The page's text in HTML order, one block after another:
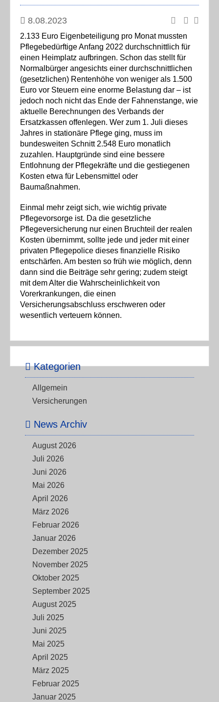
8.08.2023
2.133 Euro Eigenbeteiligung pro Monat mussten
Pflegebedürftige Anfang 2022 durchschnittlich für
einen Heimplatz aufbringen. Schon das stellt für
Normalbürger angesichts einer durchschnittlichen
(gesetzlichen) Rentenhöhe von weniger als 1.500
Euro vor Steuern eine enorme Belastung dar – ist
jedoch noch nicht das Ende der Fahnenstange, wie
aktuelle Berechnungen des Verbands der
Ersatzkassen offenlegen. Wer zum 1. Juli dieses
Jahres in stationäre Pflege ging, muss im
bundesweiten Schnitt 2.548 Euro monatlich
zuzahlen. Hauptgründe sind eine bessere
Entlohnung der Pflegekräfte und die gestiegenen
Kosten etwa für Lebensmittel oder
Baumaßnahmen.
Einmal mehr zeigt sich, wie wichtig private
Pflegevorsorge ist. Da die gesetzliche
Pflegeversicherung nur einen Bruchteil der realen
Kosten übernimmt, sollte jede und jeder mit einer
privaten Pflegepolice dieses finanzielle Risiko
entschärfen. Am besten so früh wie möglich, denn
dann sind die Beiträge sehr gering; zudem steigt
mit dem Alter die Wahrscheinlichkeit von
Vorerkrankungen, die einen
Versicherungsabschluss erschweren oder
wesentlich verteuern können.
Kategorien
Allgemein
Versicherungen
News Archiv
August 2026
Juli 2026
Juni 2026
Mai 2026
April 2026
März 2026
Februar 2026
Januar 2026
Dezember 2025
November 2025
Oktober 2025
September 2025
August 2025
Juli 2025
Juni 2025
Mai 2025
April 2025
März 2025
Februar 2025
Januar 2025